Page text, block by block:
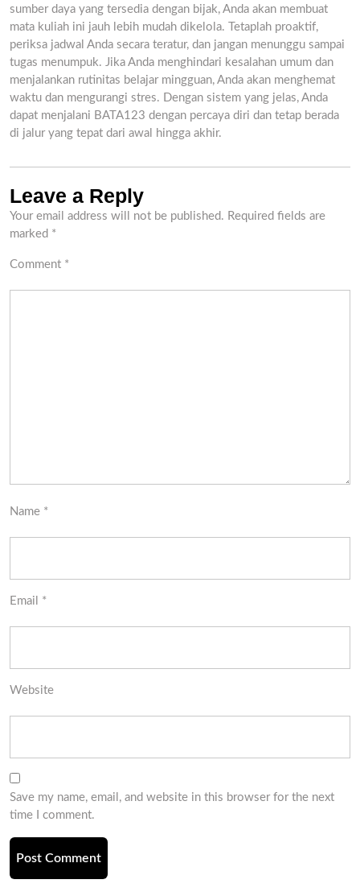
sumber daya yang tersedia dengan bijak, Anda akan membuat
mata kuliah ini jauh lebih mudah dikelola. Tetaplah proaktif,
periksa jadwal Anda secara teratur, dan jangan menunggu sampai
tugas menumpuk. Jika Anda menghindari kesalahan umum dan
menjalankan rutinitas belajar mingguan, Anda akan menghemat
waktu dan mengurangi stres. Dengan sistem yang jelas, Anda
dapat menjalani BATA123 dengan percaya diri dan tetap berada
di jalur yang tepat dari awal hingga akhir.
Leave a Reply
Your email address will not be published. Required fields are
marked *
Comment *
Name *
Email *
Website
Save my name, email, and website in this browser for the next
time I comment.